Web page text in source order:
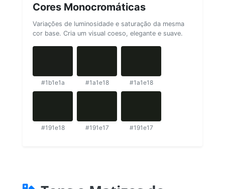
Cores Monocromáticas
Variações de luminosidade e saturação da mesma
cor base. Cria um visual coeso, elegante e suave.
#1b1e1a #1a1e18 #1a1e18
#191e18 #191e17 #191e17